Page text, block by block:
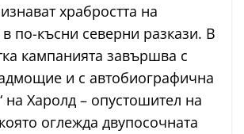
храбростта на
по-късни северни разкази. В
кампанията завършва с
и с автобиографична
на Харолд – опустошител на
оглежда двупосочната